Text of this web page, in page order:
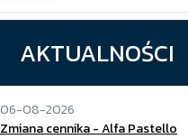
AKTUALNOŚCI
06-08-2026
Zmiana cennika - Alfa Pastello